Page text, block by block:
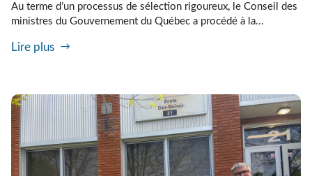
Au terme d’un processus de sélection rigoureux, le Conseil des
ministres du Gouvernement du Québec a procédé à la...
Lire plus